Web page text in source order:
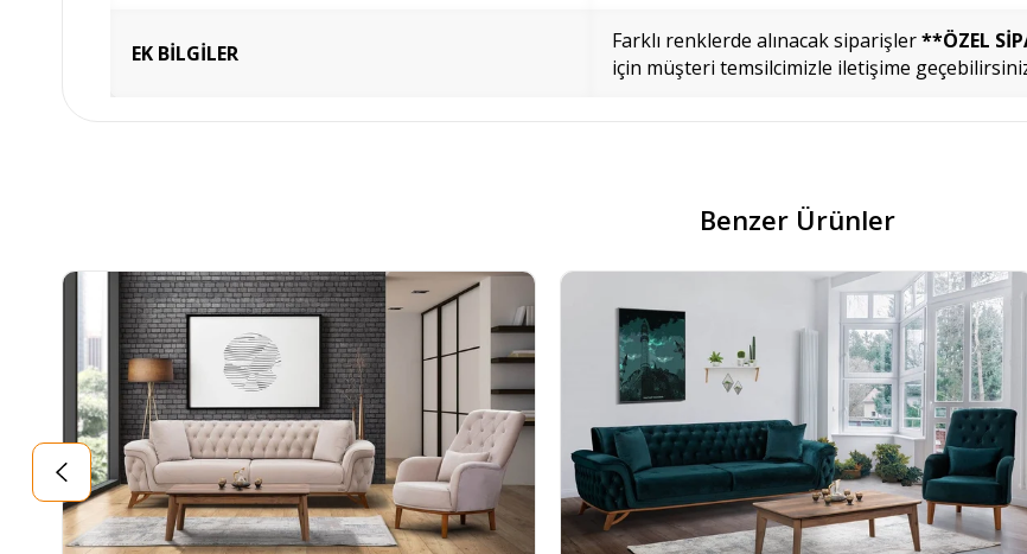
EK BİLGİLER Farklı renklerde alınacak siparişler**ÖZEL
için müşteri temsilcimizle iletişime
Benzer Ürünler